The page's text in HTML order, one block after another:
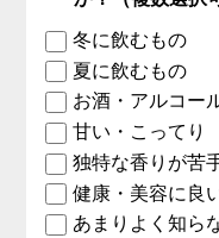
冬に飲むもの
夏に飲むもの
お酒・アルコー
甘い・こってり
独特な香りが苦
健康・美容に良
あまりよく知ら